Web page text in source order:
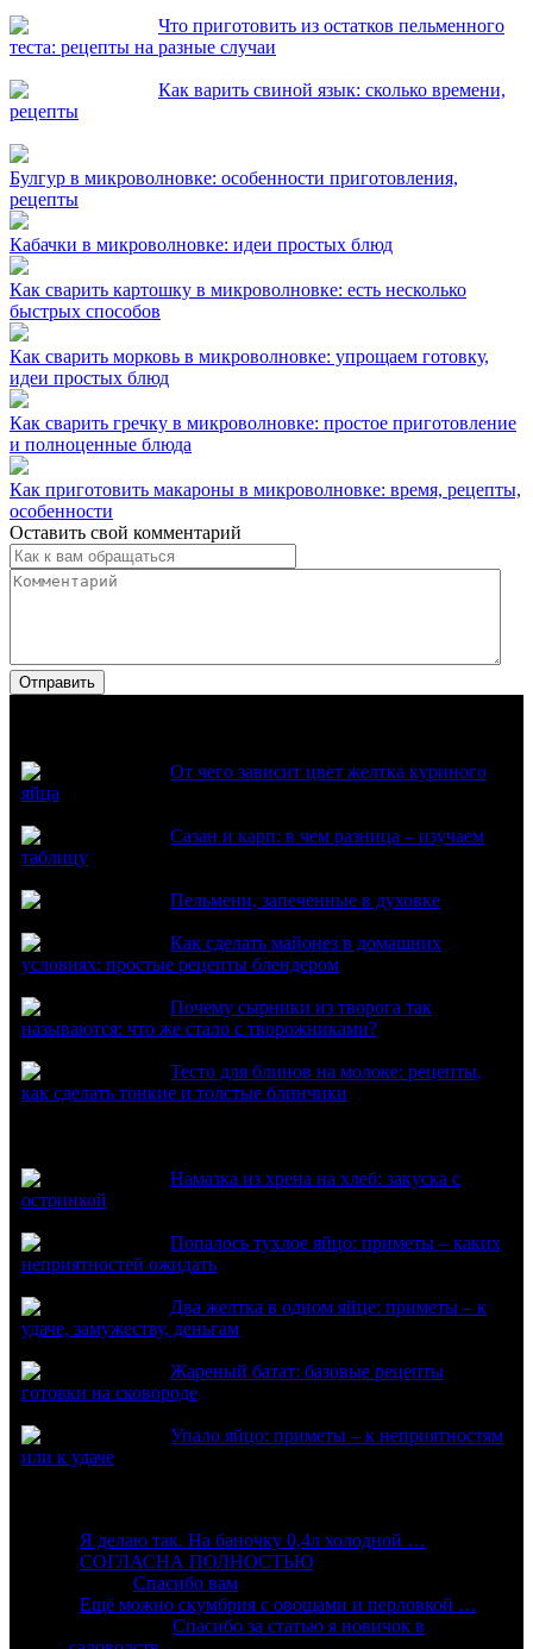
Что приготовить из остатков пельменного
теста: рецепты на разные случаи
Как варить свиной язык: сколько времени,
рецепты
Булгур в микроволновке: особенности приготовления,
рецепты
Кабачки в микроволновке: идеи простых блюд
Как сварить картошку в микроволновке: есть несколько
быстрых способов
Как сварить морковь в микроволновке: упрощаем готовку,
идеи простых блюд
Как сварить гречку в микроволновке: простое приготовление
и полноценные блюда
Как приготовить макароны в микроволновке: время, рецепты,
особенности
Оставить свой комментарий
От чего зависит цвет желтка куриного
яйца
Сазан и карп: в чем разница – изучаем
таблицу
Пельмени, запеченные в духовке
Как сделать майонез в домашних
условиях: простые рецепты блендером
Почему сырники из творога так
называются: что же стало с творожниками?
Тесто для блинов на молоке: рецепты,
как сделать тонкие и толстые блинчики
Намазка из хрена на хлеб: закуска с
остринкой
Попалось тухлое яйцо: приметы – каких
неприятностей ожидать
Два желтка в одном яйце: приметы – к
удаче, замужеству, деньгам
Жареный батат: базовые рецепты
готовки на сковороде
Упало яйцо: приметы – к неприятностям
или к удаче
Я делаю так. На баночку 0,4л холодной …
СОГЛАСНА ПОЛНОСТЬЮ
Спасибо вам
Ещё можно скумбрия с овощами и перловкой …
Спасибо за статью я новичок в